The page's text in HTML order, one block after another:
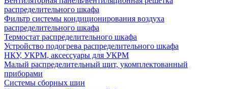
распределительного шкафа
Фильтр системы кондиционирования воздуха
распределительного шкафа
Термостат распределительного шкафа
Устройство подогрева распределительного шкафа
НКУ, УКРМ, аксессуары для УКРМ
Малый распределительный щит, укомплектованный
приборами
Системы сборных шин